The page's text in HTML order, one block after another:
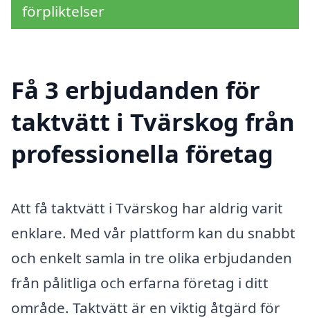
förpliktelser
Få 3 erbjudanden för
taktvätt i Tvärskog från
professionella företag
Att få taktvätt i Tvärskog har aldrig varit
enklare. Med vår plattform kan du snabbt
och enkelt samla in tre olika erbjudanden
från pålitliga och erfarna företag i ditt
område. Taktvätt är en viktig åtgärd för